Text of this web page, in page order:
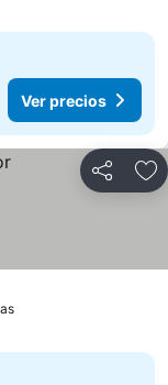
Ver precios
Compartir